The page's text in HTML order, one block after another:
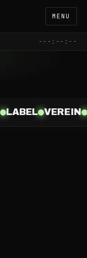
MENU
---:--:--
LABEL VEREIN